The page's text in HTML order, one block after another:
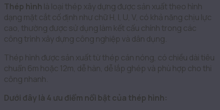
Thép hình là loại thép xây dựng được sản xuất theo hình
dạng mặt cắt cố định như chữ H, I, U, V, có khả năng chịu lực
cao, thường được sử dụng làm kết cấu chính trong các
công trình xây dựng công nghiệp và dân dụng.
Thép hình được sản xuất từ thép cán nóng, có chiều dài tiêu
chuẩn 6m hoặc 12m, dễ hàn, dễ lắp ghép và phù hợp cho thi
công nhanh.
Dưới đây là 4 ưu điểm nổi bật của thép hình: